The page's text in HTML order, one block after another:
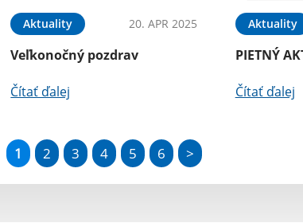
Aktuality 20. APR 2025
Veľkonočný pozdrav
Čítať ďalej
Aktuality
PIETNÝ
Čítať ďalej
1 2 3 4 5 6 >